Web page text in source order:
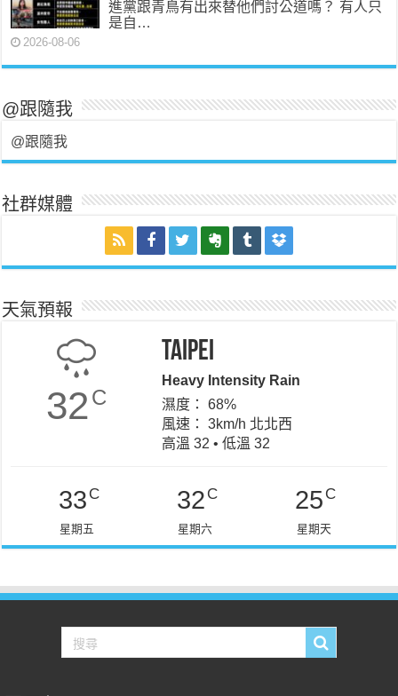
進黨跟青鳥有出來替他們討公道嗎？ 有人只
是自…
2026-08-06
@跟隨我
@跟隨我
社群媒體
天氣預報
32C
Taipei
Heavy Intensity Rain
濕度： 68%
風速： 3km/h 北北西
高溫 32 • 低溫 32
33 C
星期五
32 C
星期六
25 C
星期天